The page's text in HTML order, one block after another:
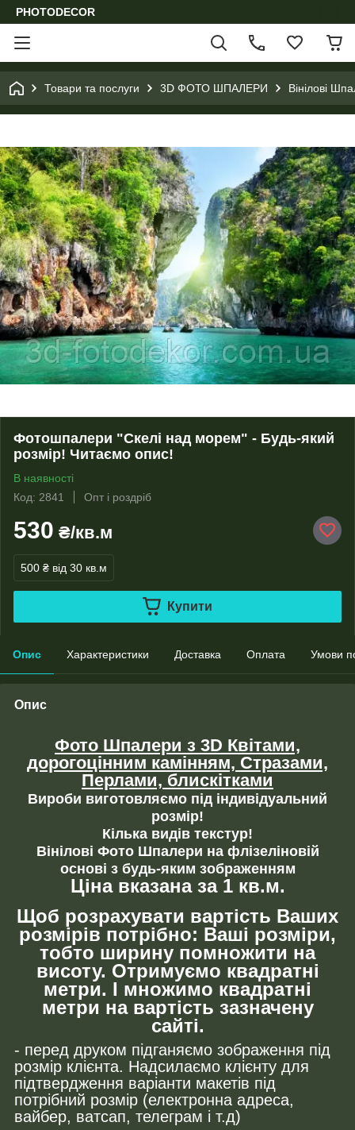
PHOTODECOR
Товари та послуги 3D ФОТО ШПАЛЕРИ Вінілові
Фотошпалери "Скелі над морем" - Будь-який
розмір! Читаємо опис!
В наявності
Код: 2841
Опт і роздріб
530 ₴/кв.м
500 ₴ від 30 кв.м
Купити
Опис Характеристики Доставка Оплата Умови
Опис
Фото Шпалери з 3D Квітами,
дорогоцінним камінням, Стразами,
Перлами, блискітками
Вироби виготовляємо під індивідуальний
розмір!
Кілька видів текстур!
Вінілові Фото Шпалери на флізеліновій
основі з будь-яким зображенням
Ціна вказана за 1 кв.м.
Щоб розрахувати вартість Ваших
розмірів потрібно: Ваші розміри,
тобто ширину помножити на
висоту. Отримуємо квадратні
метри. І множимо квадратні
метри на вартість зазначену
сайті.
- перед друком підганяємо зображення під
розмір клієнта. Надсилаємо клієнту для
підтвердження варіанти макетів під
потрібний розмір (електронна адреса,
вайбер, ватсап, телеграм і т.д)